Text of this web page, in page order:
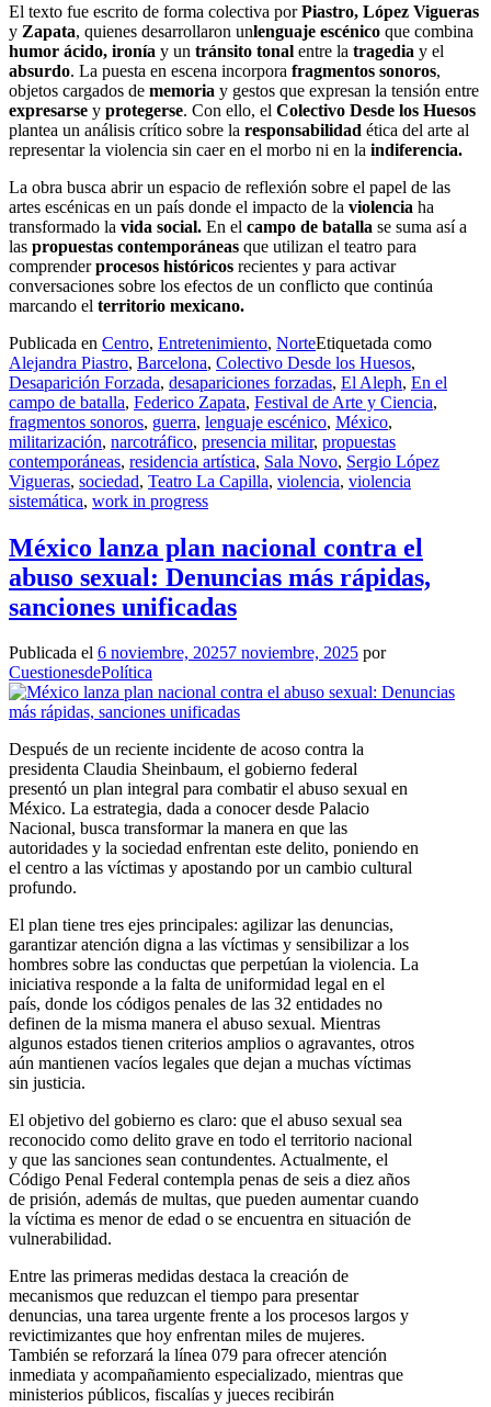
El texto fue escrito de forma colectiva porPiastro, López Vigueras
y Zapata, quienes desarrollaron unlenguaje escénico que combina
humor ácido, ironía y un tránsito tonal entre la tragedia y el
absurdo. La puesta en escena incorpora fragmentos sonoros,
objetos cargados de memoria y gestos que expresan la tensión entre
expresarse y protegerse. Con ello, el Colectivo Desde los Huesos
plantea un análisis crítico sobre la responsabilidad ética del arte al
representar la violencia sin caer en el morbo ni en la indiferencia.
La obra busca abrir un espacio de reflexión sobre el papel de las
artes escénicas en un país donde el impacto de la violencia ha
transformado la vida social. En el campo de batalla se suma así a
las propuestas contemporáneas que utilizan el teatro para
comprenderprocesos históricos recientes y para activar
conversaciones sobre los efectos de un conflicto que continúa
marcando el territorio mexicano.
Publicada en Centro, Entretenimiento, NorteEtiquetada como
Alejandra Piastro, Barcelona, Colectivo Desde los Huesos,
Desaparición Forzada, desapariciones forzadas, El Aleph, En el
campo de batalla, Federico Zapata, Festival de Arte y Ciencia,
fragmentos sonoros, guerra, lenguaje escénico, México,
militarización, narcotráfico, presencia militar, propuestas
contemporáneas, residencia artística, Sala Novo, Sergio López
Vigueras, sociedad, Teatro La Capilla, violencia, violencia
sistemática, work in progress
México lanza plan nacional contra el
abuso sexual: Denuncias más rápidas,
sanciones unificadas
Publicada el 6 noviembre, 20257 noviembre, 2025 por
CuestionesdePolítica
Después de un reciente incidente de acoso contra la
presidenta Claudia Sheinbaum, el gobierno federal
presentó un plan integral para combatir el abuso sexual en
México. La estrategia, dada a conocer desde Palacio
Nacional, busca transformar la manera en que las
autoridades y la sociedad enfrentan este delito, poniendo en
el centro a las víctimas y apostando por un cambio cultural
profundo.
El plan tiene tres ejes principales: agilizar las denuncias,
garantizar atención digna a las víctimas y sensibilizar a los
hombres sobre las conductas que perpetúan la violencia. La
iniciativa responde a la falta de uniformidad legal en el
país, donde los códigos penales de las 32 entidades no
definen de la misma manera el abuso sexual. Mientras
algunos estados tienen criterios amplios o agravantes, otros
aún mantienen vacíos legales que dejan a muchas víctimas
sin justicia.
El objetivo del gobierno es claro: que el abuso sexual sea
reconocido como delito grave en todo el territorio nacional
y que las sanciones sean contundentes. Actualmente, el
Código Penal Federal contempla penas de seis a diez años
de prisión, además de multas, que pueden aumentar cuando
la víctima es menor de edad o se encuentra en situación de
vulnerabilidad.
Entre las primeras medidas destaca la creación de
mecanismos que reduzcan el tiempo para presentar
denuncias, una tarea urgente frente a los procesos largos y
revictimizantes que hoy enfrentan miles de mujeres.
También se reforzará la línea 079 para ofrecer atención
inmediata y acompañamiento especializado, mientras que
ministerios públicos, fiscalías y jueces recibirán